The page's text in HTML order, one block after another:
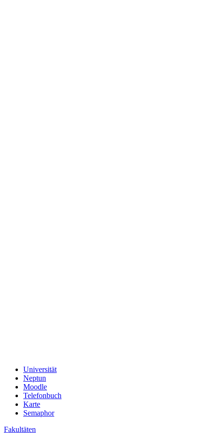
Universität
Neptun
Moodle
Telefonbuch
Karte
Semaphor
Fakultäten